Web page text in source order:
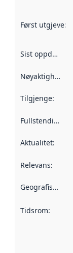
Først utgjeve:
Sist oppdatert
Nøyaktigheit
Tilgjenge:
Fullstendigheit
Aktualitet:
Relevans:
Geografisk område
Tidsrom: